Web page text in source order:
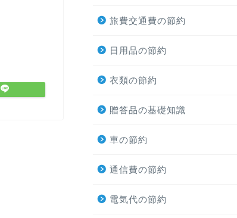
旅費交通費の節約
日用品の節約
衣類の節約
贈答品の基礎知識
車の節約
通信費の節約
電気代の節約